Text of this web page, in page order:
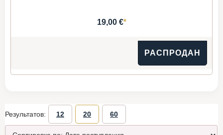
19,00 €*
РАСПРОДАН
Результатов: 12 20 60